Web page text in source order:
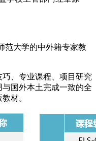
范大学的中外籍专家教
、专业课程、项目研究
国外本土完成一致的全
材。